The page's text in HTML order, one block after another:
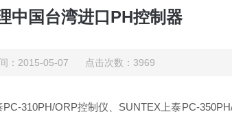
中国台湾进口PH控制器
：2015-05-07 点击次数：3969
310PH/ORP控制仪、SUNTEX上泰PC-